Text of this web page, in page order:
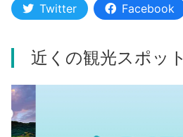
Twitter Facebook
近くの観光スポット